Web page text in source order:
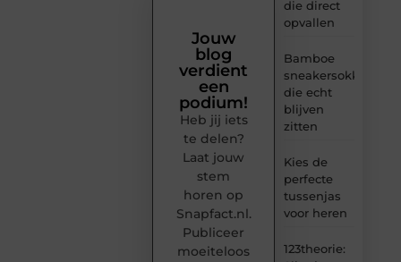
die direct
opvallen
Bamboe
sneakersokken
die echt
blijven
zitten
Kies de
perfecte
tussenjas
voor heren
123theorie:
Jouw
blog
verdient
een
podium!
Heb jij iets
te delen?
Laat jouw
stem
horen op
Snapfact.nl.
Publiceer
moeiteloos